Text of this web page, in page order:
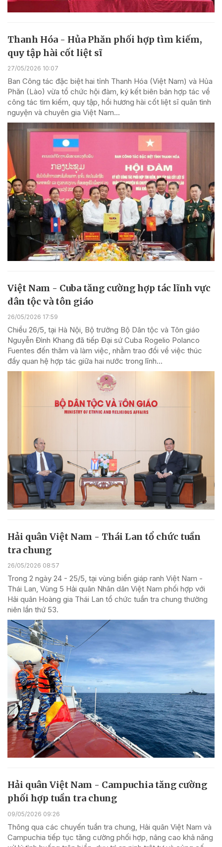
Thanh Hóa - Hủa Phăn phối hợp tìm kiếm,
quy tập hài cốt liệt sĩ
27/05/2026 10:07
Ban Công tác đặc biệt hai tỉnh Thanh Hóa (Việt Nam) và Hủa
Phăn (Lào) vừa tổ chức hội đàm, ký kết biên bản hợp tác về
công tác tìm kiếm, quy tập, hồi hương hài cốt liệt sĩ quân tình
nguyện và chuyên gia Việt Nam...
Việt Nam - Cuba tăng cường hợp tác lĩnh vực
dân tộc và tôn giáo
26/05/2026 17:59
Chiều 26/5, tại Hà Nội, Bộ trưởng Bộ Dân tộc và Tôn giáo
Nguyễn Đình Khang đã tiếp Đại sứ Cuba Rogelio Polanco
Fuentes đến thăm và làm việc, nhằm trao đổi về việc thúc
đẩy quan hệ hợp tác giữa hai nước trong lĩnh...
Hải quân Việt Nam - Thái Lan tổ chức tuần
tra chung
26/05/2026 08:57
Trong 2 ngày 24 - 25/5, tại vùng biển giáp ranh Việt Nam -
Thái Lan, Vùng 5 Hải quân Nhân dân Việt Nam phối hợp với
Hải quân Hoàng gia Thái Lan tổ chức tuần tra chung thường
niên lần thứ 53.
Hải quân Việt Nam - Campuchia tăng cường
phối hợp tuần tra chung
09/05/2026 09:26
Thông qua các chuyến tuần tra chung, Hải quân Việt Nam và
Campuchia tiếp tục tăng cường phối hợp, nâng cao khả năng